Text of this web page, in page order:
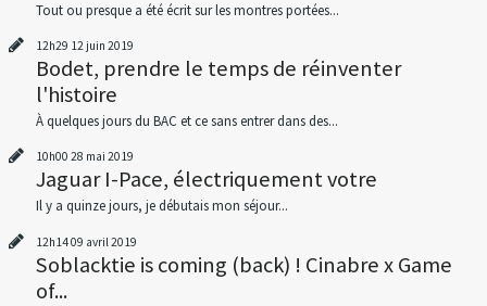
Tout ou presque a été écrit sur les montres portées...
12h29 12 juin 2019
Bodet, prendre le temps de réinventer
l'histoire
À quelques jours du BAC et ce sans entrer dans des...
10h00 28 mai 2019
Jaguar I-Pace, électriquement votre
Il y a quinze jours, je débutais mon séjour...
12h1409 avril 2019
Soblacktie is coming (back) ! Cinabre x Game
of...